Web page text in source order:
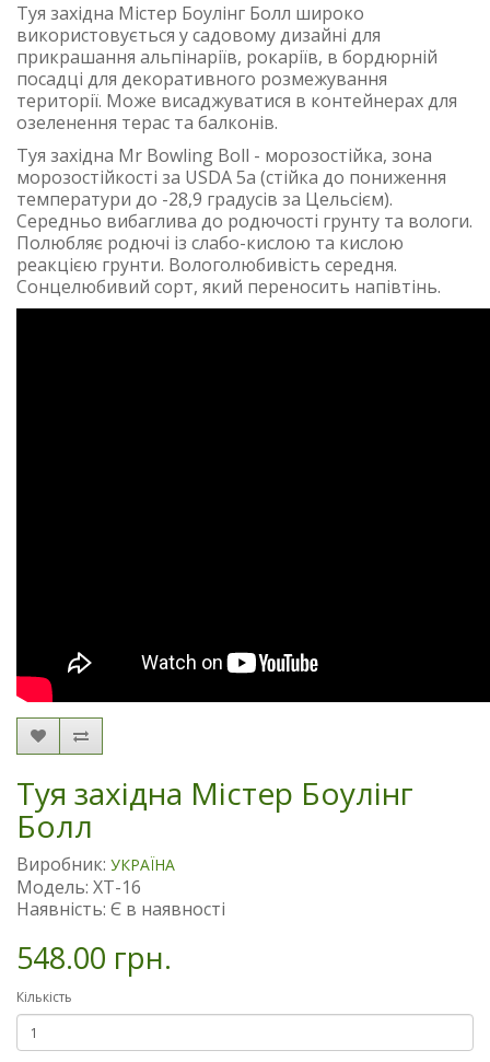
Туя західна Містер Боулінг Болл широко
використовується у садовому дизайні для
прикрашання альпінаріїв, рокаріїв, в бордюрній
посадці для декоративного розмежування
території. Може висаджуватися в контейнерах для
озеленення терас та балконів.
Туя західна Mr Bowling Boll - морозостійка, зона
морозостійкості за USDA 5a (стійка до пониження
температури до -28,9 градусів за Цельсієм).
Cередньо вибаглива до родючості грунту та вологи.
Полюбляє родючі із слабо-кислою та кислою
реакцією грунти. Вологолюбивість середня.
Сонцелюбивий сорт, який переносить напівтінь.
Туя західна Містер Боулінг
Болл
Виробник: УКРАЇНА
Модель: XT-16
Наявність: Є в наявності
548.00 грн.
Кількість